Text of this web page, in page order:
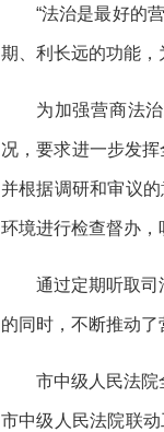
“法治是最好的
期、利长远的功能，
为加强营商法
况，要求进一步发挥
并根据调研和审议
环境进行检查督办，
通过定期听取司
的同时，不断推动了
市中级人民法院
市中级人民法院联